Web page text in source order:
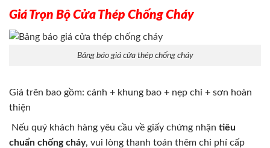
Giá Trọn Bộ Cửa Thép Chống Cháy
Bảng báo giá cửa thép chống cháy
Giá trên bao gồm: cánh + khung bao + nẹp chỉ + sơn hoàn
thiện
Nếu quý khách hàng yêu cầu về giấy chứng nhận tiêu
chuẩn chống cháy, vui lòng thanh toán thêm chi phí cấp